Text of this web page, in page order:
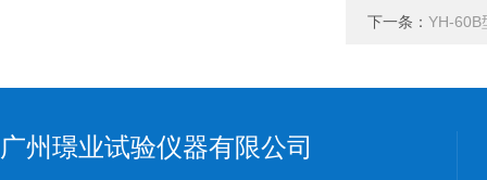
下一条： YH-60B
广州璟业试验仪器有限公司